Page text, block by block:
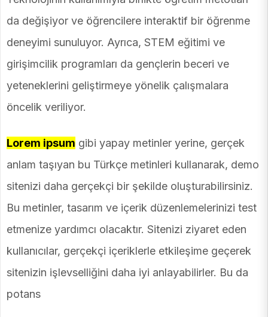
da değişiyor ve öğrencilere interaktif bir öğrenme
deneyimi sunuluyor. Ayrıca, STEM eğitimi ve
girişimcilik programları da gençlerin beceri ve
yeteneklerini geliştirmeye yönelik çalışmalara
öncelik veriliyor.
Lorem ipsum gibi yapay metinler yerine, gerçek
anlam taşıyan bu Türkçe metinleri kullanarak, demo
sitenizi daha gerçekçi bir şekilde oluşturabilirsiniz.
Bu metinler, tasarım ve içerik düzenlemelerinizi test
etmenize yardımcı olacaktır. Sitenizi ziyaret eden
kullanıcılar, gerçekçi içeriklerle etkileşime geçerek
sitenizin işlevselliğini daha iyi anlayabilirler. Bu da
potans